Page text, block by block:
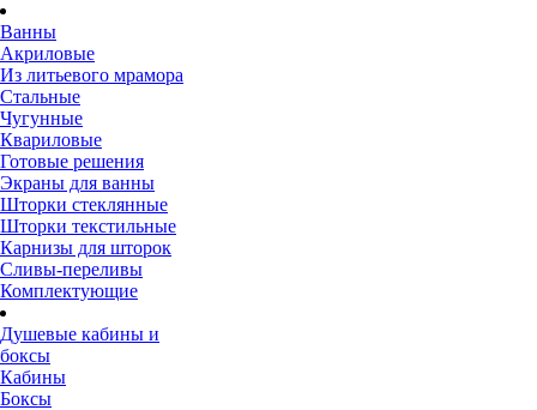
Ванны
Акриловые
Из литьевого мрамора
Стальные
Чугунные
Квариловые
Готовые решения
Экраны для ванны
Шторки стеклянные
Шторки текстильные
Карнизы для шторок
Сливы-переливы
Комплектующие
Душевые кабины и
боксы
Кабины
Боксы